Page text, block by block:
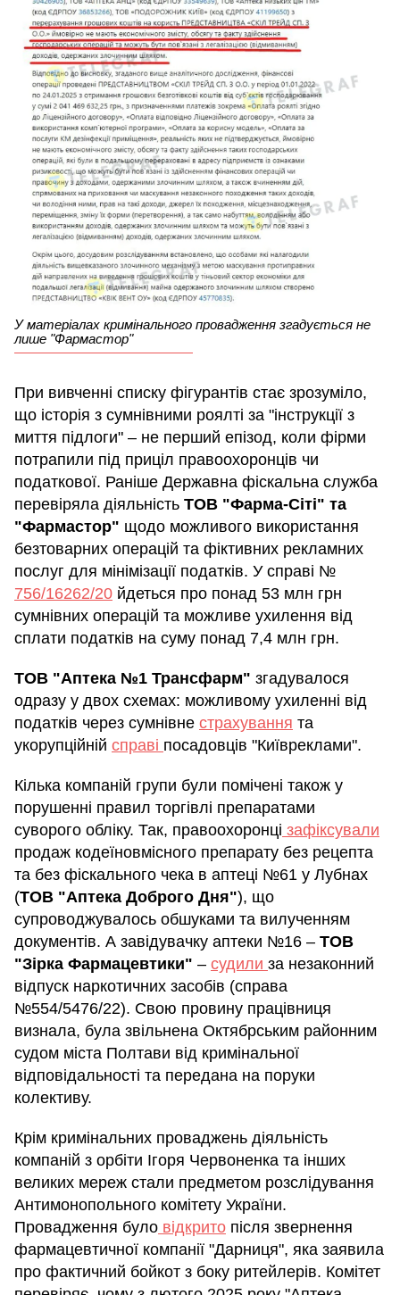
У матеріалах кримінального провадження згадується не
лише "Фармастор"
При вивченні списку фігурантів стає зрозуміло,
що історія з сумнівними роялті за "інструкції з
миття підлоги" – не перший епізод, коли фірми
потрапили під приціл правоохоронців чи
податкової. Раніше Державна фіскальна служба
перевіряла діяльність ТОВ "Фарма-Сіті" та
"Фармастор" щодо можливого використання
безтоварних операцій та фіктивних рекламних
послуг для мінімізації податків. У справі №
756/16262/20 йдеться про понад 53 млн грн
сумнівних операцій та можливе ухилення від
сплати податків на суму понад 7,4 млн грн.
ТОВ "Аптека №1 Трансфарм" згадувалося
одразу у двох схемах: можливому ухиленні від
податків через сумнівне страхування та
укорупційній справі посадовців "Київреклами".
Кілька компаній групи були помічені також у
порушенні правил торгівлі препаратами
суворого обліку. Так, правоохоронці зафіксували
продаж кодеїновмісного препарату без рецепта
та без фіскального чека в аптеці №61 у Лубнах
(ТОВ "Аптека Доброго Дня"), що
супроводжувалось обшуками та вилученням
документів. А завідувачку аптеки №16 – ТОВ
"Зірка Фармацевтики" – судили за незаконний
відпуск наркотичних засобів (справа
№554/5476/22). Свою провину працівниця
визнала, була звільнена Октябрським районним
судом міста Полтави від кримінальної
відповідальності та передана на поруки
колективу.
Крім кримінальних проваджень діяльність
компаній з орбіти Ігоря Червоненка та інших
великих мереж стали предметом розслідування
Антимонопольного комітету України.
Провадження було відкрито після звернення
фармацевтичної компанії "Дарниця", яка заявила
про фактичний бойкот з боку ритейлерів. Комітет